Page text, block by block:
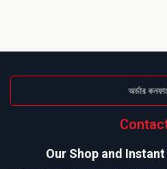
অর্ডার
Our Shop and